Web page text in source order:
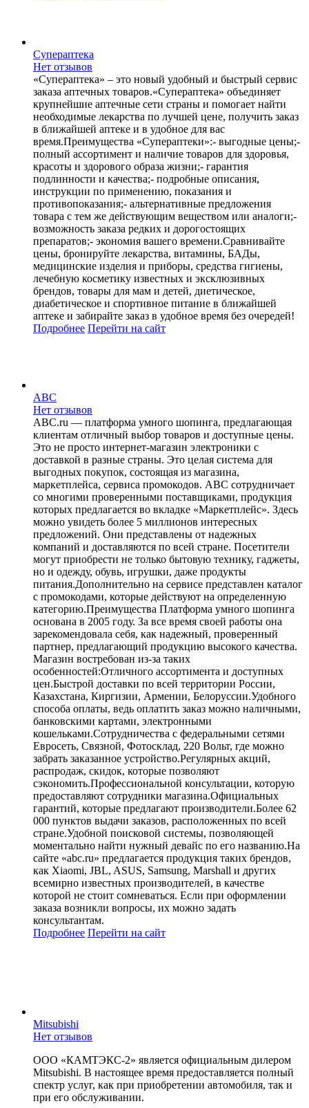
Супераптека
Нет отзывов
«Супераптека» – это новый удобный и быстрый сервис
заказа аптечных товаров.«Супераптека» объединяет
крупнейшие аптечные сети страны и помогает найти
необходимые лекарства по лучшей цене, получить заказ
в ближайшей аптеке и в удобное для вас
время.Преимущества «Супераптеки»:- выгодные цены;-
полный ассортимент и наличие товаров для здоровья,
красоты и здорового образа жизни;- гарантия
подлинности и качества;- подробные описания,
инструкции по применению, показания и
противопоказания;- альтернативные предложения
товара с тем же действующим веществом или аналоги;-
возможность заказа редких и дорогостоящих
препаратов;- экономия вашего времени.Сравнивайте
цены, бронируйте лекарства, витамины, БАДы,
медицинские изделия и приборы, средства гигиены,
лечебную косметику известных и эксклюзивных
брендов, товары для мам и детей, диетическое,
диабетическое и спортивное питание в ближайшей
аптеке и забирайте заказ в удобное время без очередей!
Подробнее Перейти на сайт
ABC
Нет отзывов
ABC.ru — платформа умного шопинга, предлагающая
клиентам отличный выбор товаров и доступные цены.
Это не просто интернет-магазин электроники с
доставкой в разные страны. Это целая система для
выгодных покупок, состоящая из магазина,
маркетплейса, сервиса промокодов. ABC сотрудничает
со многими проверенными поставщиками, продукция
которых предлагается во вкладке «Маркетплейс». Здесь
можно увидеть более 5 миллионов интересных
предложений. Они представлены от надежных
компаний и доставляются по всей стране. Посетители
могут приобрести не только бытовую технику, гаджеты,
но и одежду, обувь, игрушки, даже продукты
питания.Дополнительно на сервисе представлен каталог
с промокодами, которые действуют на определенную
категорию.Преимущества Платформа умного шопинга
основана в 2005 году. За все время своей работы она
зарекомендовала себя, как надежный, проверенный
партнер, предлагающий продукцию высокого качества.
Магазин востребован из-за таких
особенностей:Отличного ассортимента и доступных
цен.Быстрой доставки по всей территории России,
Казахстана, Киргизии, Армении, Белоруссии.Удобного
способа оплаты, ведь оплатить заказ можно наличными,
банковскими картами, электронными
кошельками.Сотрудничества с федеральными сетями
Евросеть, Связной, Фотосклад, 220 Вольт, где можно
забрать заказанное устройство.Регулярных акций,
распродаж, скидок, которые позволяют
сэкономить.Профессиональной консультации, которую
предоставляют сотрудники магазина.Официальных
гарантий, которые предлагают производители.Более 62
000 пунктов выдачи заказов, расположенных по всей
стране.Удобной поисковой системы, позволяющей
моментально найти нужный девайс по его названию.На
сайте «abc.ru» предлагается продукция таких брендов,
как Xiaomi, JBL, ASUS, Samsung, Marshall и других
всемирно известных производителей, в качестве
которой не стоит сомневаться. Если при оформлении
заказа возникли вопросы, их можно задать
консультантам.
Подробнее Перейти на сайт
Mitsubishi
Нет отзывов
ООО «КАМТЭКС-2» является официальным дилером
Mitsubishi. В настоящее время предоставляется полный
спектр услуг, как при приобретении автомобиля, так и
при его обслуживании.